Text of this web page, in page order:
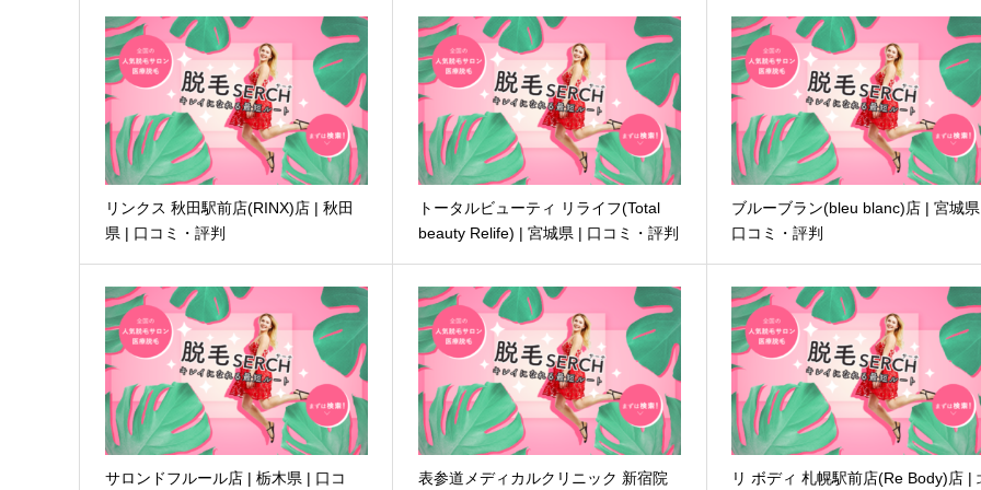
リンクス 秋田駅前店(RINX)店 | 秋田
県 | 口コミ・評判
トータルビューティ リライフ(Total
beauty Relife) | 宮城県 | 口コミ・評判
ブルーブラン(bleu blanc)店 | 宮城
口コミ・評判
サロンドフルール店 | 栃木県 | 口コ 表参道メディカルクリニック 新宿院 リ ボディ 札幌駅前店(Re Body)店 |